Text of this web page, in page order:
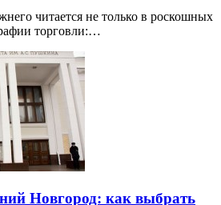
читается не только в роскошных
торговли:…
Новгород: как выбрать